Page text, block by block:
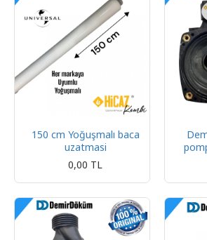
150 cm Yoğuşmalı baca
uzatmasi
0,00 TL